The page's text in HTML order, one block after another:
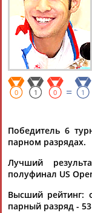
Аслаудин
АБАЕВ
Елена
Дмитрий
Флюра
АББАТЕ-
0 1 0 = 1
Победитель 6
парном разрядах.
Лучший
полуфинал US
Высший рейтинг:
парный разряд -